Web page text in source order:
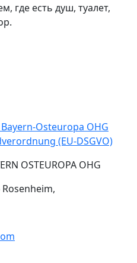
где есть душ, туалет,
Osteuropa OHG
(EU-DSGVO)
OSTEUROPA OHG